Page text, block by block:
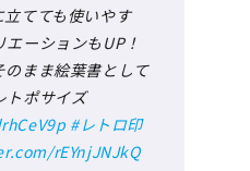
てても使いやす
エーションもUP！
のまま絵葉書として
トポサイズ
#レトロ印
rEYnjJNJkQ